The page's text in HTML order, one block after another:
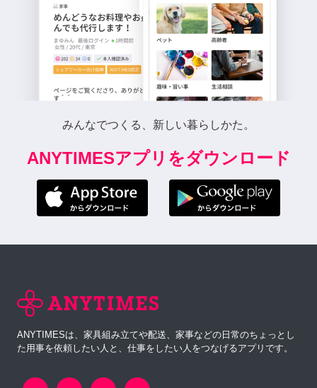
みんなでつくる、新しい暮らしかた。
ANYTIMESアプリをダウンロード
ANYTIMESは、家具組み立てや配送、家事などの日常のちょっとし
た用事を依頼したい人と、仕事をしたい人をつなげるアプリです。